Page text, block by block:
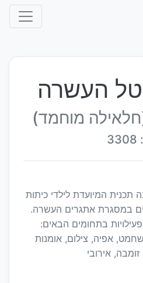
העשרה
מוחמד)
תכנית המיועדת לילדי כיתות
במסגרת אתגרים העשרה.
בתחומים הבאים:
אפיה, צילום, אומנות
אירובי